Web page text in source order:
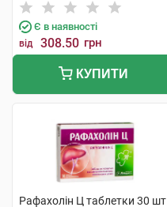
Є в наявності
від 308.50 грн
КУПИТИ
Рафахолін Ц таблетки 30 шт